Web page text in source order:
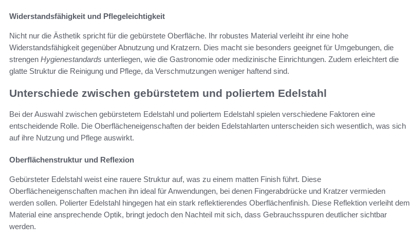
Widerstandsfähigkeit und Pflegeleichtigkeit
Nicht nur die Ästhetik spricht für die gebürstete Oberfläche. Ihr robustes Material verleiht ihr eine hohe
Widerstandsfähigkeit gegenüber Abnutzung und Kratzern. Dies macht sie besonders geeignet für Umgebungen, die
strengen Hygienestandards unterliegen, wie die Gastronomie oder medizinische Einrichtungen. Zudem erleichtert die
glatte Struktur die Reinigung und Pflege, da Verschmutzungen weniger haftend sind.
Unterschiede zwischen gebürstetem und poliertem Edelstahl
Bei der Auswahl zwischen gebürstetem Edelstahl und poliertem Edelstahl spielen verschiedene Faktoren eine
entscheidende Rolle. Die Oberflächeneigenschaften der beiden Edelstahlarten unterscheiden sich wesentlich, was sich
auf ihre Nutzung und Pflege auswirkt.
Oberflächenstruktur und Reflexion
Gebürsteter Edelstahl weist eine rauere Struktur auf, was zu einem matten Finish führt. Diese
Oberflächeneigenschaften machen ihn ideal für Anwendungen, bei denen Fingerabdrücke und Kratzer vermieden
werden sollen. Polierter Edelstahl hingegen hat ein stark reflektierendes Oberflächenfinish. Diese Reflektion verleiht dem
Material eine ansprechende Optik, bringt jedoch den Nachteil mit sich, dass Gebrauchsspuren deutlicher sichtbar
werden.